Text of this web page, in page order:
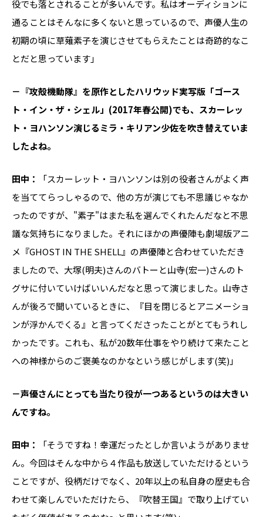
役でも落とされることが多いんです。私はオーディションに
通ることはそんなに多くないと思っているので、声優人生の
初期の頃に草薙素子を演じさせてもらえたことは奇跡的なこ
とだと思っています」
－『攻殻機動隊』を原作としたハリウッド実写版「ゴース
ト・イン・ザ・シェル」(2017年春公開)でも、スカーレッ
ト・ヨハンソン演じるミラ・キリアン少佐を吹き替えていま
したよね。
田中：
「スカーレット・ヨハンソンは別の役者さんがよく声
を当ててらっしゃるので、他の方が演じても不思議じゃなか
ったのですが、"素子"はまた私を選んでくれたんだなと不思
議な気持ちになりました。それにほかの声優陣も劇場版アニ
メ『GHOST IN THE SHELL』の声優陣と合わせていただき
ましたので、大塚(明夫)さんのバトーと山寺(宏一)さんのト
グサに付いていけばいいんだなと思って演じました。山寺さ
んが後ろで聞いているときに、『目を閉じるとアニメーショ
ンが浮かんでくる』と言ってくださったことがとてもうれし
かったです。これも、私が20数年仕事をやり続けて来たこと
への神様からのご褒美なのかなという感じがします(笑)」
－声優さんにとっても当たり役が一つあるというのは大きい
んですね。
田中：
「そうですね！幸運だったとしか言いようがありませ
ん。今回はそんな中から４作品も放送していただけるという
ことですが、役柄だけでなく、20年以上の私自身の歴史も合
わせて楽しんでいただけたら、『吹替王国』で取り上げてい